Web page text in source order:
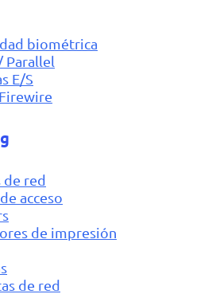
biométrica
Parallel
E/S
de red
acceso
de impresión
de red